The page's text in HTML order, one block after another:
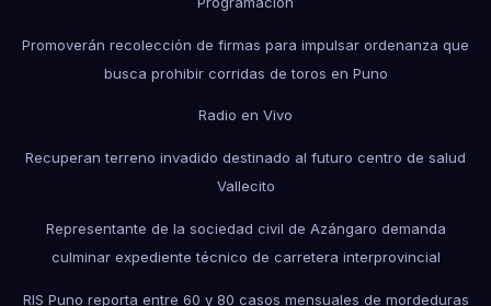
Promoverán recolección de firmas para impulsar ordenanza que
busca prohibir corridas de toros en Puno
Radio en Vivo
Recuperan terreno invadido destinado al futuro centro de salud
Vallecito
Representante de la sociedad civil de Azángaro demanda
culminar expediente técnico de carretera interprovincial
RIS Puno reporta entre 60 y 80 casos mensuales de mordeduras